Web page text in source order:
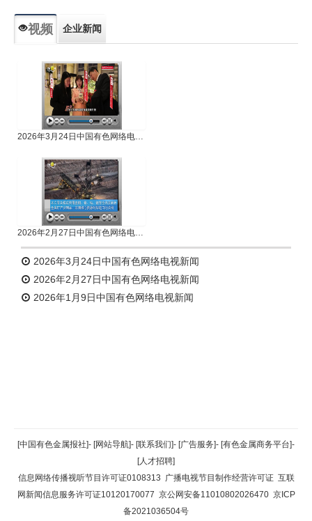
视频 企业新闻
2026年3月24日中国有色网络电视新闻
2026年2月27日中国有色网络电视新闻
2026年3月24日中国有色网络电视新闻
2026年2月27日中国有色网络电视新闻
2026年1月9日中国有色网络电视新闻
返回顶部
返回首页
[中国有色金属报社]- [网站导航]- [联系我们]- [广告服务]- [有色金属商务平台]-
[人才招聘]
信息网络传播视听节目许可证0108313 广播电视节目制作经营许可证 互联
网新闻信息服务许可证10120170077 京公网安备11010802026470 京ICP
备2021036504号